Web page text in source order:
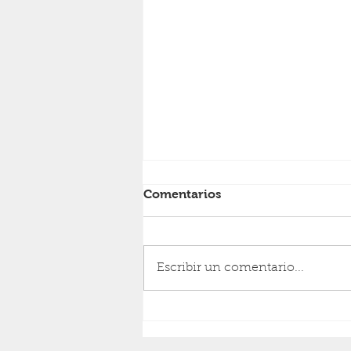
RESURRECCIÓN
Comentarios
Escribir un comentario...